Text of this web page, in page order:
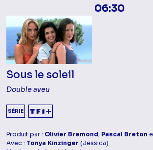
06:30
Sous le soleil
Double aveu
SÉRIE
Produit par : Olivier Bremond, Pascal Breton
Avec : Tonya Kinzinger (Jessica)